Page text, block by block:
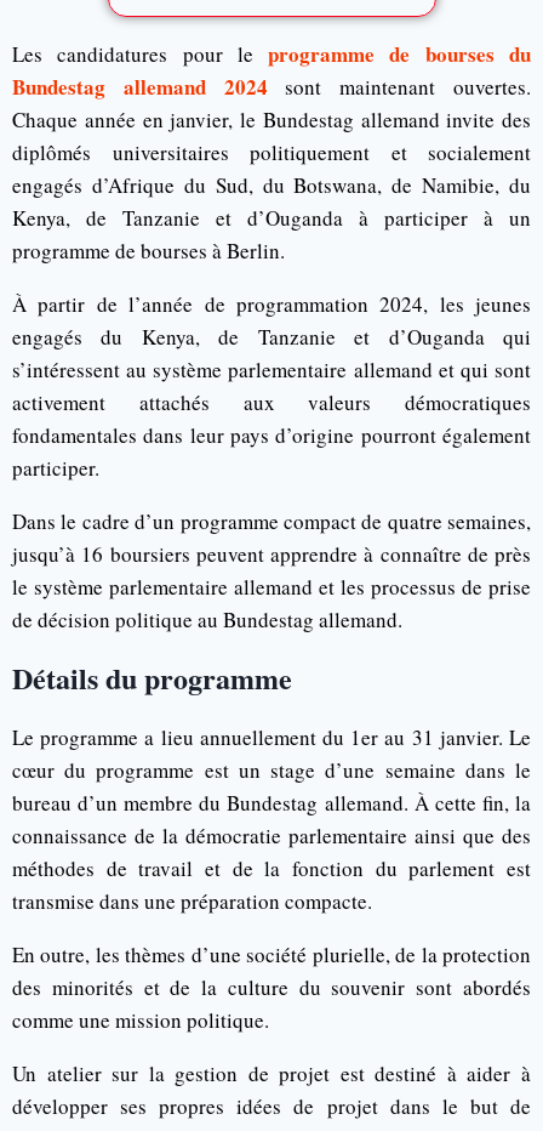
Les candidatures pour leprogramme de bourses du
Bundestag allemand 2024 sont maintenant ouvertes.
Chaque année en janvier, le Bundestag allemand invite des
diplômés universitaires politiquement et socialement
engagés d’Afrique du Sud, du Botswana, de Namibie, du
Kenya, de Tanzanie et d’Ouganda à participer à un
programme de bourses à Berlin.
À partir de l’année de programmation 2024, les jeunes
engagés du Kenya, de Tanzanie et d’Ouganda qui
s’intéressent au système parlementaire allemand et qui sont
activement attachés aux valeurs démocratiques
fondamentales dans leur pays d’origine pourront également
participer.
Dans le cadre d’un programme compact de quatre semaines,
jusqu’à 16 boursiers peuvent apprendre à connaître de près
le système parlementaire allemand et les processus de prise
de décision politique au Bundestag allemand.
Détails du programme
Le programme a lieu annuellement du 1er au 31 janvier. Le
cœur du programme est un stage d’une semaine dans le
bureau d’un membre du Bundestag allemand. À cette fin, la
connaissance de la démocratie parlementaire ainsi que des
méthodes de travail et de la fonction du parlement est
transmise dans une préparation compacte.
En outre, les thèmes d’une société plurielle, de la protection
des minorités et de la culture du souvenir sont abordés
comme une mission politique.
Un atelier sur la gestion de projet est destiné à aider à
développer ses propres idées de projet dans le but de